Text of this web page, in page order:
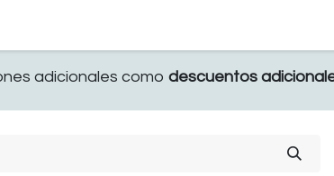
adicionales como descuentos